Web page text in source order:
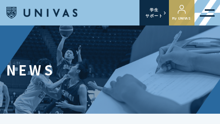
学生
サポート
My UNIVAS
NEWS